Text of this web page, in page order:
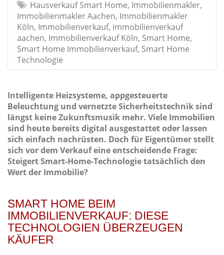
Hausverkauf Smart Home, Immobilienmakler,
Immobilienmakler Aachen, Immobilienmakler
Köln, Immobilienverkauf, immobilienverkauf
aachen, Immobilienverkauf Köln, Smart Home,
Smart Home Immobilienverkauf, Smart Home
Technologie
Intelligente Heizsysteme, appgesteuerte
Beleuchtung und vernetzte Sicherheitstechnik sind
längst keine Zukunftsmusik mehr. Viele Immobilien
sind heute bereits digital ausgestattet oder lassen
sich einfach nachrüsten. Doch für Eigentümer stellt
sich vor dem Verkauf eine entscheidende Frage:
Steigert Smart-Home-Technologie tatsächlich den
Wert der Immobilie?
SMART HOME BEIM
IMMOBILIENVERKAUF: DIESE
TECHNOLOGIEN ÜBERZEUGEN
KÄUFER